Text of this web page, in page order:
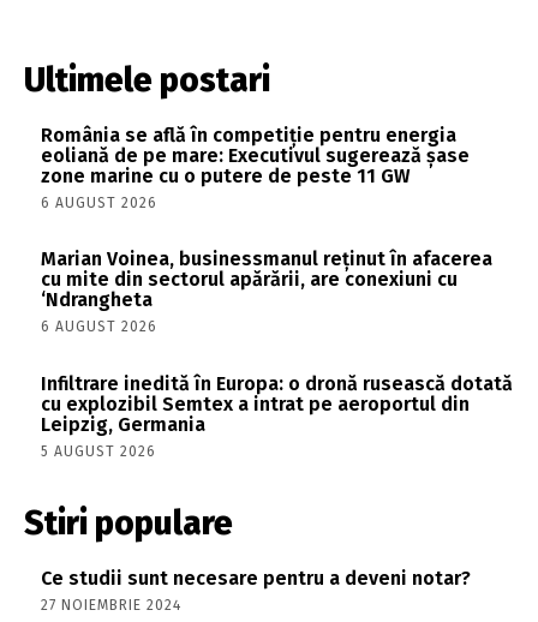
Ultimele postari
România se află în competiție pentru energia
eoliană de pe mare: Executivul sugerează șase
zone marine cu o putere de peste 11 GW
6 AUGUST 2026
Marian Voinea, businessmanul reținut în afacerea
cu mite din sectorul apărării, are conexiuni cu
‘Ndrangheta
6 AUGUST 2026
Infiltrare inedită în Europa: o dronă rusească dotată
cu explozibil Semtex a intrat pe aeroportul din
Leipzig, Germania
5 AUGUST 2026
Stiri populare
Ce studii sunt necesare pentru a deveni notar?
27 NOIEMBRIE 2024